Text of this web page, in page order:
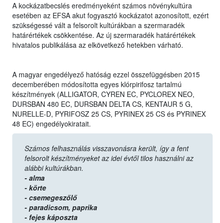
A kockázatbecslés eredményeként számos növénykultúra
esetében az EFSA akut fogyasztó kockázatot azonosított, ezért
szükségessé vált a felsorolt kultúrákban a szermaradék
határértékek csökkentése. Az új szermaradék határértékek
hivatalos publikálása az elkövetkező hetekben várható.
A magyar engedélyező hatóság ezzel összefüggésben 2015
decemberében módosította egyes klórpirifosz tartalmú
készítmények (ALLIGATOR, CYREN EC, PYCLOREX NEO,
DURSBAN 480 EC, DURSBAN DELTA CS, KENTAUR 5 G,
NURELLE-D, PYRIFOSZ 25 CS, PYRINEX 25 CS és PYRINEX
48 EC) engedélyokiratait.
Számos felhasználás visszavonásra került, így a fent
felsorolt készítményeket az idei évtől tilos használni az
alábbi kultúrákban.
- alma
- körte
- csemegeszőlő
- paradicsom, paprika
- fejes káposzta